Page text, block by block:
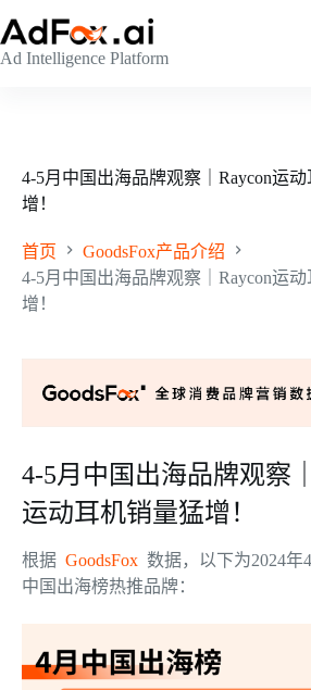
至
内
Ad Intelligence Platform
4-5月中国出海品牌观察｜Raycon运
增！
首页
GoodsFox产品介绍
4-5月中国出海品牌观察｜Raycon运
增！
4-5月中国出海品牌观察
运动耳机销量猛增！
根据 GoodsFox 数据，以下为2024年
中国出海榜热推品牌：